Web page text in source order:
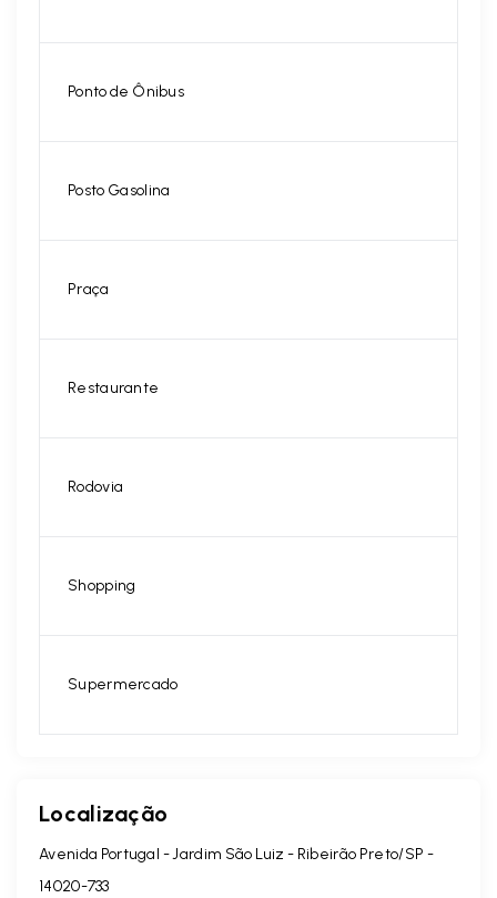
Ponto de Ônibus
Posto Gasolina
Praça
Restaurante
Rodovia
Shopping
Supermercado
Localização
Avenida Portugal - Jardim São Luiz - Ribeirão Preto/SP -
14020-733